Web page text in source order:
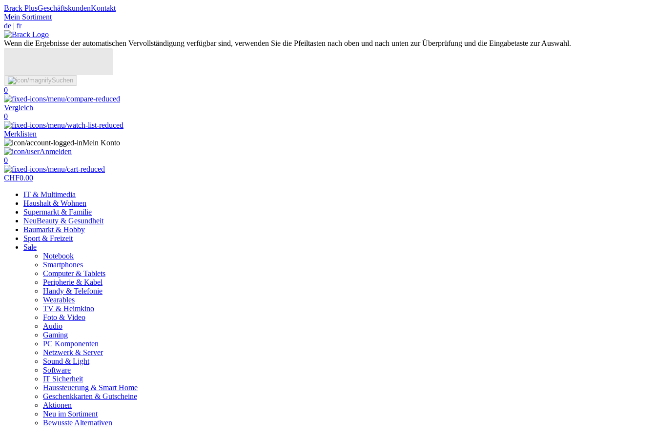
Brack PlusGeschäftskundenKontakt
Mein Sortiment
de | fr
Wenn die Ergebnisse der automatischen Vervollständigung verfügbar sind, verwenden Sie die Pfeiltasten nach oben und nach unten zur Überprüfung und die Eingabetaste zur Auswahl.
Suchen
0
Vergleich
0
Merklisten
Mein Konto
Anmelden
0
CHF0.00
IT & Multimedia
Haushalt & Wohnen
Supermarkt & Familie
NeuBeauty & Gesundheit
Baumarkt & Hobby
Sport & Freizeit
Sale
Notebook
Smartphones
Computer & Tablets
Peripherie & Kabel
Handy & Telefonie
Wearables
TV & Heimkino
Foto & Video
Audio
Gaming
PC Komponenten
Netzwerk & Server
Sound & Light
Software
IT Sicherheit
Haussteuerung & Smart Home
Geschenkkarten & Gutscheine
Aktionen
Neu im Sortiment
Bewusste Alternativen